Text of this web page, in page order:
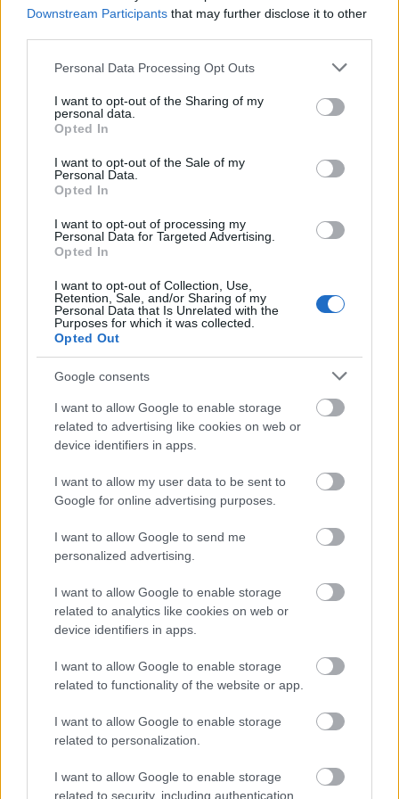
Downstream Participants that may further disclose it to other
Please note that this website/app uses one or more Google
not limited to your visit or usage behaviour. You may click to
grant or deny consent to Google and its third-party tags to
use your data for below specified purposes in below Google
consent section.
Personal Data Processing Opt Outs
I want to opt-out of the Sharing of my
personal data.
Opted In
I want to opt-out of the Sale of my
Personal Data.
Opted In
I want to opt-out of processing my
Personal Data for Targeted Advertising.
Opted In
I want to opt-out of Collection, Use,
Retention, Sale, and/or Sharing of my
Personal Data that Is Unrelated with the
Purposes for which it was collected.
Opted Out
Google consents
I want to allow Google to enable storage
related to advertising like cookies on web or
device identifiers in apps.
I want to allow my user data to be sent to
Google for online advertising purposes.
I want to allow Google to send me
personalized advertising.
I want to allow Google to enable storage
related to analytics like cookies on web or
device identifiers in apps.
I want to allow Google to enable storage
related to functionality of the website or app.
I want to allow Google to enable storage
related to personalization.
I want to allow Google to enable storage
related to security, including authentication
Χριστόφορος Μητρομάρας: Χρέος μας η προστασία
Προσκόπων κ. Χριστόφορος Μητρομάρας, ανέφερε
χαρακτηριστικά για τη συνεργασία: «Ο
Προσκοπισμός, ως παγκόσμιος φορέας
διαπαιδαγώγησης με 110 χρόνια ιστορίας και
αδιάλειπτης προσφοράς στο παιδί και την κοινωνία,
στέκεται αρωγός σε κάθε πρωτοβουλία που αφορά
στην προστασία των ανηλίκων. Τα παιδιά, οι έφηβοι,
οι νέες και οι νέοι αποτελούν την ελπίδα για το
μέλλον, τη βάση στην οποία θα πρέπει να
στηριχθούμε για να δημιουργήσουμε έναν καλύτερο
κόσμο. Ο Ελληνικός Προσκοπισμός, έχει ήδη
αναπτύξει σύγχρονα και καινοτόμα προγράμματα
εκπαίδευσης των χιλιάδων ενηλίκων εθελοντών του,
μέσω των οποίων διασφαλίζεται η προστασία των
ανηλίκων από κάθε μορφή κακοποίησης και
για το θέμα αυτό. Στο πλαίσιο αυτό, οι Έλληνες
Πρόσκοποι και η Ένωση «Μαζί για το παιδί»
ενώνουμε τις δυνάμεις μας με σκοπό να
ευαισθητοποιήσουμε κάθε ενήλικα που ασχολείται με
τα παιδιά. Σε αυτή την προσπάθεια θέλουμε και θα
φορείς που συμμερίζονται την πεποίθησή μας ότι
πρέπει να δρούμε προληπτικά, όπως η Ένωση «Μαζί
για το παιδί», και ήδη έχουν αρχίσει να φαίνονται οι
πρώτοι καρποί της συνεργασίας μας. Η προστασία
των παιδιών είναι χρέος και ευθύνη όλων μας.
Γιώργος Παπαδάκης: Η δύναμη του «ισχύς εν τη
ενώσει»
Το μέλος του Διοικητικού Συμβουλίου της Ένωσης
«Μαζί για το Παιδί», κ. Γιώργος Παπαδάκης, δήλωσε:
κοινωνία με παιδιά ευτυχισμένα και ξέγνοιαστα ήταν